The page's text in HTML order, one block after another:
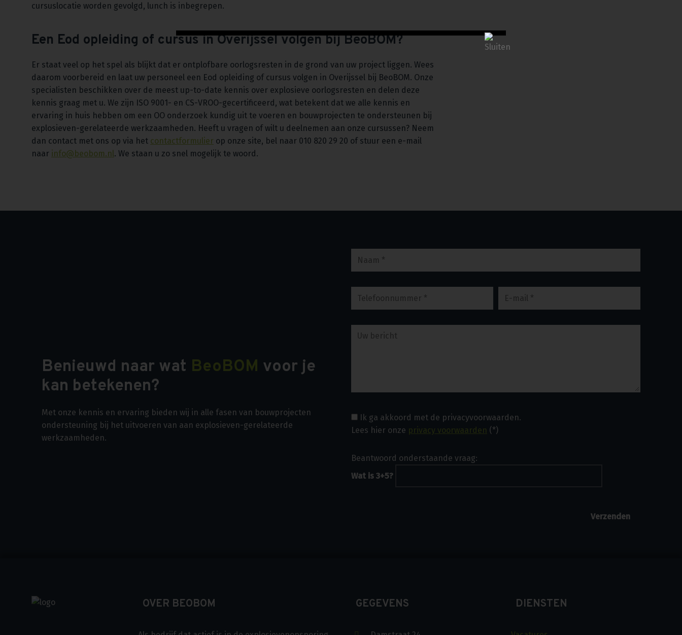
cursuslocatie worden gevolgd, lunch is inbegrepen.
Een Eod opleiding of cursus in Overijssel volgen bij BeoBOM?
Er staat veel op het spel als blijkt dat er ontplofbare oorlogsresten in de grond van uw project liggen. Wees
daarom voorbereid en laat uw personeel een Eod opleiding of cursus volgen in Overijssel bij BeoBOM. Onze
specialisten beschikken over de meest up-to-date kennis over explosieve oorlogsresten en delen deze
kennis graag met u. We zijn ISO 9001- en CS-VROO-gecertificeerd, wat betekent dat we alle kennis en
ervaring in huis hebben om een OO onderzoek kundig uit te voeren en bouwprojecten te ondersteunen bij
explosieven-gerelateerde werkzaamheden. Heeft u vragen of wilt u deelnemen aan onze cursussen? Neem
dan contact met ons op via het contactformulier op onze site, bel naar 010 820 29 20 of stuur een e-mail
naar info@beobom.nl . We staan u zo snel mogelijk te woord.
Benieuwd naar wat BeoBOM voor je
kan betekenen?
Met onze kennis en ervaring bieden wij in alle fasen van bouwprojecten
ondersteuning bij het uitvoeren van aan explosieven-gerelateerde
werkzaamheden.
Ik ga akkoord met de privacyvoorwaarden.
Lees hier onze privacy voorwaarden (*)
Beantwoord onderstaande vraag:
Wat is 3+5?
OVER BEOBOM GEGEVENS DIENSTEN